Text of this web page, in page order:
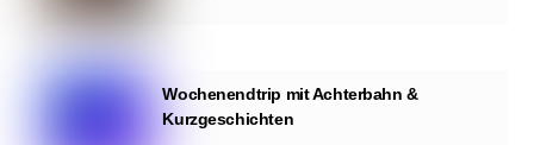
Wochenendtrip mit Achterbahn &
Kurzgeschichten